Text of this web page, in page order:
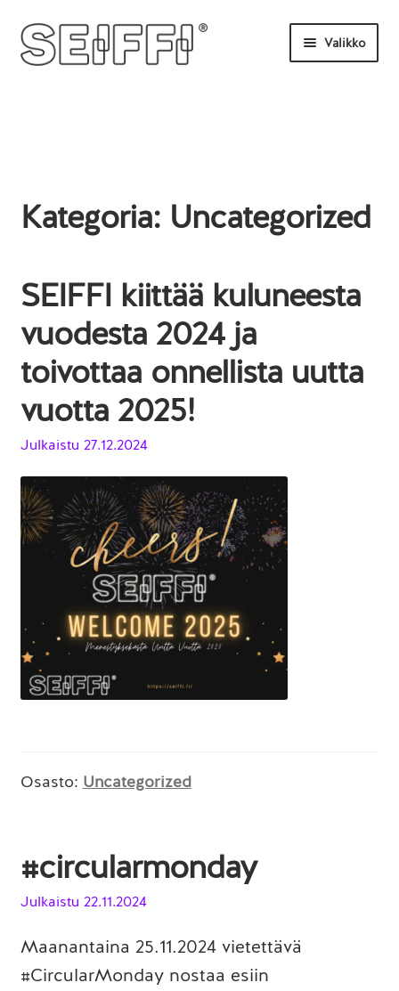
Siirry
navigointiin
Siirry
sisältöön
Valikko
Etusivu
UKK
Kategoria: Uncategorized
SEIFFI kiittää kuluneesta
vuodesta 2024 ja
toivottaa onnellista uutta
vuotta 2025!
Julkaistu 27.12.2024
Osasto: Uncategorized
#circularmonday
Julkaistu 22.11.2024
Maanantaina 25.11.2024 vietettävä
#CircularMonday nostaa esiin